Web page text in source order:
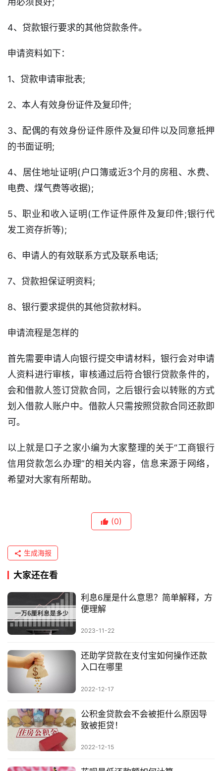
页
口
信
息
用
卡
逾
期
收
贷
攻
略
4、贷款银行要求的其他贷款条件。
申请资料如下：
1、贷款申请审批表;
2、本人有效身份证件及复印件;
3、配偶的有效身份证件原件及复印件以及同意抵押
的书面证明;
4、居住地址证明(户口簿或近3个月的房租、水费、
电费、煤气费等收据);
5、职业和收入证明(工作证件原件及复印件;银行代
发工资存折等);
6、申请人的有效联系方式及联系电话;
7、贷款担保证明资料;
8、银行要求提供的其他贷款材料。
申请流程是怎样的
首先需要申请人向银行提交申请材料，银行会对申请
人资料进行审核，审核通过后符合银行贷款条件的，
会和借款人签订贷款合同，之后银行会以转账的方式
划入借款人账户中。借款人只需按照贷款合同还款即
可。
以上就是口子之家小编为大家整理的关于“工商银行
信用贷款怎么办理”的相关内容，信息来源于网络，
希望对大家有所帮助。
(0)
生成海报
大家还在看
利息6厘是什么意思？简单解释，方
便理解
2023-11-22
还助学贷款在支付宝如何操作还款
入口在哪里
2022-12-17
公积金贷款会不会被拒什么原因导
致被拒贷！
2022-12-15